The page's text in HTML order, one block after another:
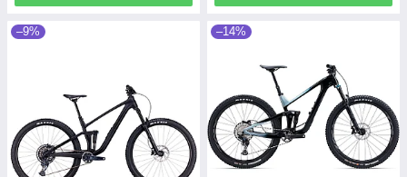
–9% –14%